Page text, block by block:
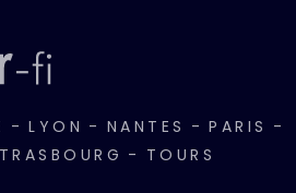
- LYON - NANTES - PARIS -
- TOURS